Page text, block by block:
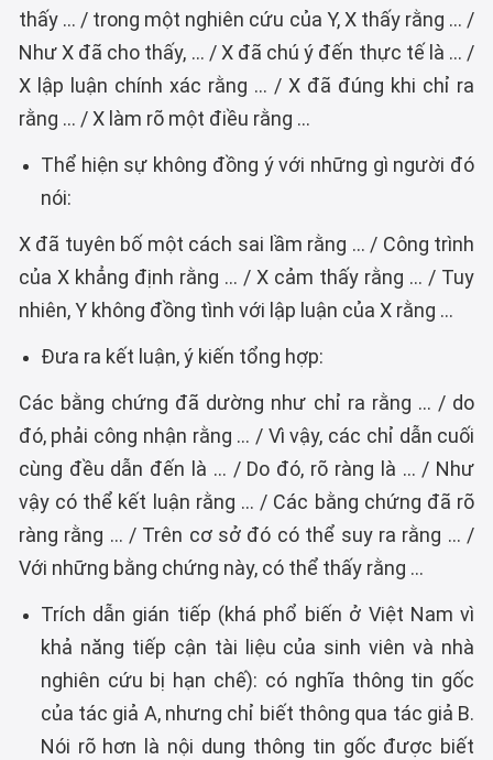
thấy ... / trong một nghiên cứu của Y, X thấy rằng ... /
Như X đã cho thấy, ... / X đã chú ý đến thực tế là ... /
X lập luận chính xác rằng ... / X đã đúng khi chỉ ra
rằng ... / X làm rõ một điều rằng ...
Thể hiện sự không đồng ý với những gì người đó
nói:
X đã tuyên bố một cách sai lầm rằng ... / Công trình
của X khẳng định rằng ... / X cảm thấy rằng ... / Tuy
nhiên, Y không đồng tình với lập luận của X rằng ...
Đưa ra kết luận, ý kiến tổng hợp:
Các bằng chứng đã dường như chỉ ra rằng ... / do
đó, phải công nhận rằng ... / Vì vậy, các chỉ dẫn cuối
cùng đều dẫn đến là ... / Do đó, rõ ràng là ... / Như
vậy có thể kết luận rằng ... / Các bằng chứng đã rõ
ràng rằng ... / Trên cơ sở đó có thể suy ra rằng ... /
Với những bằng chứng này, có thể thấy rằng ...
Trích dẫn gián tiếp (khá phổ biến ở Việt Nam vì
khả năng tiếp cận tài liệu của sinh viên và nhà
nghiên cứu bị hạn chế): có nghĩa thông tin gốc
của tác giả A, nhưng chỉ biết thông qua tác giả B.
Nói rõ hơn là nội dung thông tin gốc được biết